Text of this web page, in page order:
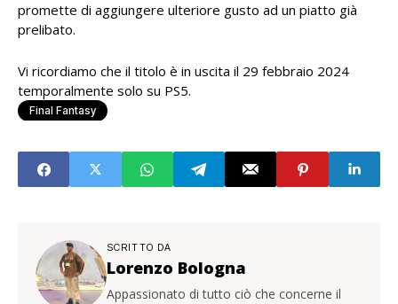
promette di aggiungere ulteriore gusto ad un piatto già
prelibato.
Vi ricordiamo che il titolo è in uscita il 29 febbraio 2024
temporalmente solo su PS5.
Final Fantasy
SCRITTO DA
Lorenzo Bologna
Appassionato di tutto ciò che concerne il